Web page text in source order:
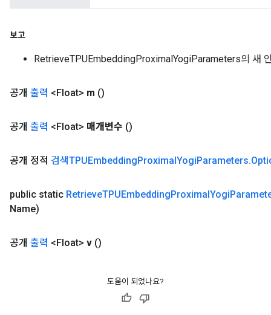
보고
RetrieveTPUEmbeddingProximalYogiParameters의 새
공개 출력 <Float> m ()
공개 출력 <Float> 매개변수 ()
공개 정적 검색TPUEmbeddingProximalYogiParameters.
public static RetrieveTPUEmbeddingProximalYogi
Name)
공개 출력 <Float> v ()
도움이 되었나요?